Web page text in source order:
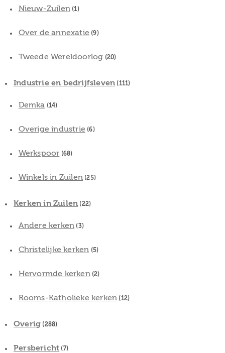
Nieuw-Zuilen (1)
Over de annexatie (9)
Tweede Wereldoorlog (20)
Industrie en bedrijfsleven (111)
Demka (14)
Overige industrie (6)
Werkspoor (68)
Winkels in Zuilen (25)
Kerken in Zuilen (22)
Andere kerken (3)
Christelijke kerken (5)
Hervormde kerken(2)
Rooms-Katholieke kerken (12)
Overig (288)
Persbericht (7)